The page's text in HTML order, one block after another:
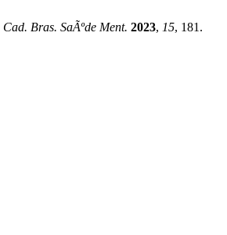
Cad. Bras. SaÃºde Ment. 2023, 15, 181.